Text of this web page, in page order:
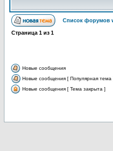
Список форумов
Страница 1 из 1
Новые сообщения
Новые сообщения [ Популярная тема
Новые сообщения [ Тема закрыта ]